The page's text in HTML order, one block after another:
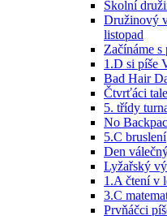
Školní
Družinový
listopad
Začínáme s
1.D si píše
Bad Hair
Čtvrťáci
5. třídy
No
5.C bruslení
Den
Lyžařský
1.A čtení v
3.C
Prvňáčci